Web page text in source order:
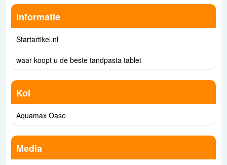
Informatie
Startartikel.nl
waar koopt u de beste tandpasta tablet
Koi
Aquamax Oase
Media